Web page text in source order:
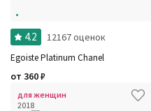
4.2 12167 оценок
Egoiste Platinum Chanel
от 360₽
для женщин
2018